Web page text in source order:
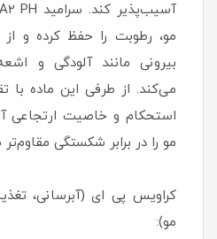
مو، رطوبت را حفظ کرده و
بیرونی مانند آلودگی و
می‌کند. از طرفی این ماده
استحکام و خاصیت
مو را در برابر شکستگی
کراویس پی ای (آبرسانی،
مو):